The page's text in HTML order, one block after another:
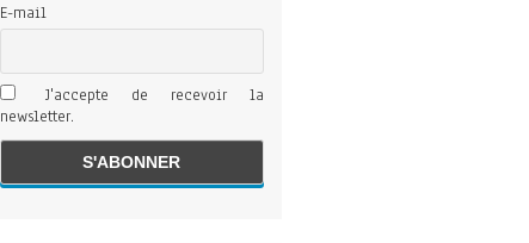
E-mail
J'accepte de recevoir la
newsletter.